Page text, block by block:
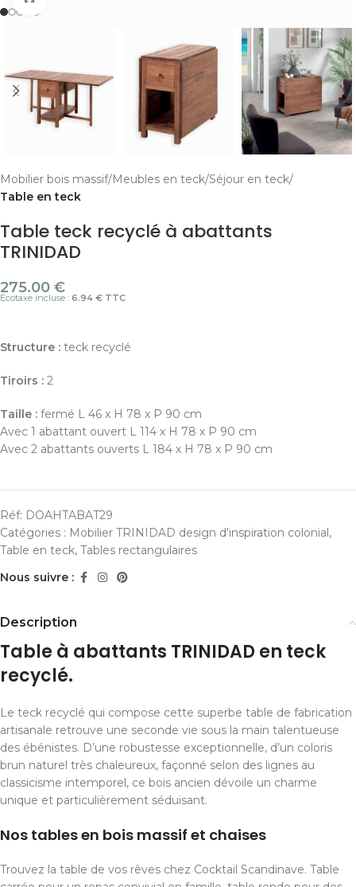
Mobilier bois massif Meubles en teck Séjour en teck
Table en teck
Table teck recyclé à abattants
TRINIDAD
275.00 €
Ecotaxe incluse : 6.94 € TTC
Structure : teck recyclé
Tiroirs : 2
Taille : fermé L 46 x H 78 x P 90 cm
Avec 1 abattant ouvert L 114 x H 78 x P 90 cm
Avec 2 abattants ouverts L 184 x H 78 x P 90 cm
Réf: DOAHTABAT29
Catégories : Mobilier TRINIDAD design d'inspiration colonial,
Table en teck, Tables rectangulaires
Nous suivre :
Description
Table à abattants TRINIDAD en teck
recyclé.
Le teck recyclé qui compose cette superbe table de fabrication
artisanale retrouve une seconde vie sous la main talentueuse
des ébénistes. D’une robustesse exceptionnelle, d’un coloris
brun naturel très chaleureux, façonné selon des lignes au
classicisme intemporel, ce bois ancien dévoile un charme
unique et particulièrement séduisant.
Nos tables en bois massif et chaises
Trouvez la table de vos rêves chez Cocktail Scandinave. Table